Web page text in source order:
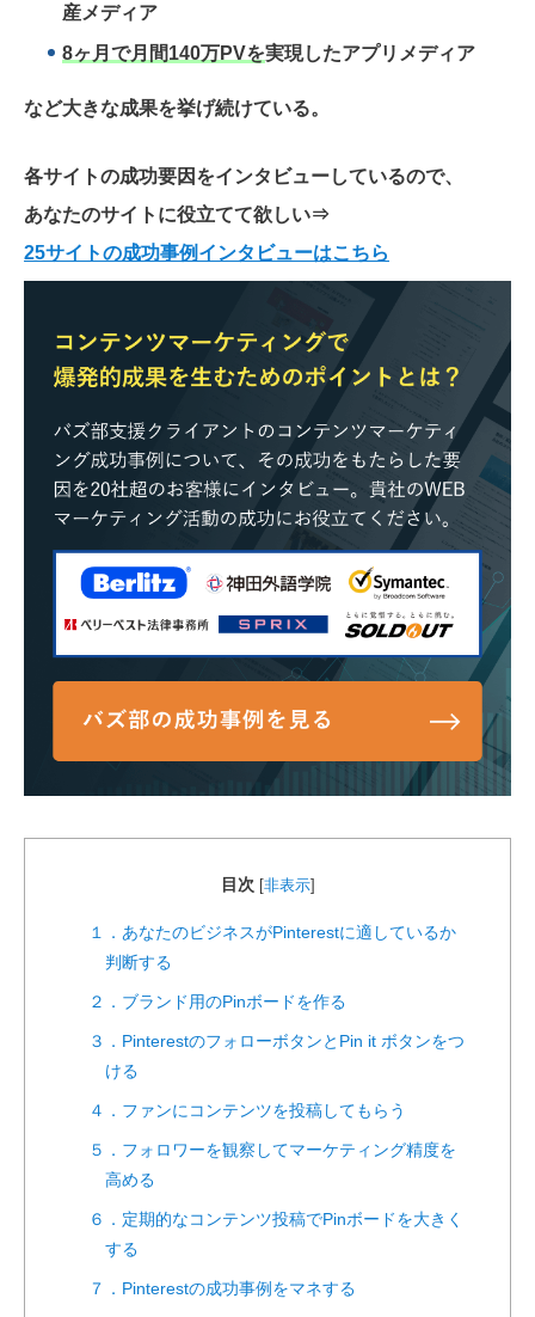
産メディア
8ヶ月で月間140万PVを実現したアプリメディア
など大きな成果を挙げ続けている。
各サイトの成功要因をインタビューしているので、
あなたのサイトに役立てて欲しい⇒
25サイトの成功事例インタビューはこちら
目次 非表示]
１．あなたのビジネスがPinterestに適しているか
判断する
２．ブランド用のPinボードを作る
３．PinterestのフォローボタンとPin it ボタンをつ
ける
４．ファンにコンテンツを投稿してもらう
５．フォロワーを観察してマーケティング精度を
高める
６．定期的なコンテンツ投稿でPinボードを大きく
する
７．Pinterestの成功事例をマネする